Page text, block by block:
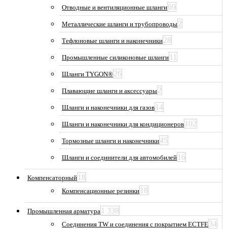
Отводные и вентиляционные шланги69
Металлические шланги и трубопроводы2
Тефлоновые шланги и наконечники28
Промышленные силиконовые шланги 11
Шланги TYGON®26
Плавающие шланги и аксессуары2
Шланги и наконечники для газов 14
Шланги и наконечники для кондиционеров 102
Тормозные шланги и наконечники45
Шланги и соединители для автомобилей 16
Компенсаторный 18
Компенсационные резинки 18
Промышленная арматура 1 338
Соединения TW и соединения с покрытием ECTFE34